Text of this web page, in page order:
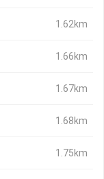
1.62km
1.66km
1.67km
1.68km
1.75km